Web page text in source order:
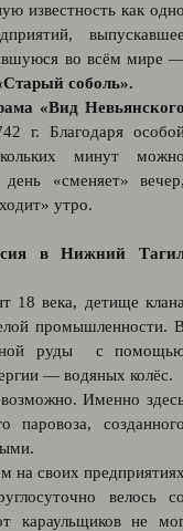
известность как
во всём мире
соболь».
«Вид
г. Благодаря
минут
«сменяет»
утро.
в Нижний
18 века, детище
промышленности.
руды с
— водяных колёс.
Именно
паровоза,
на своих
велось
караульщиков не